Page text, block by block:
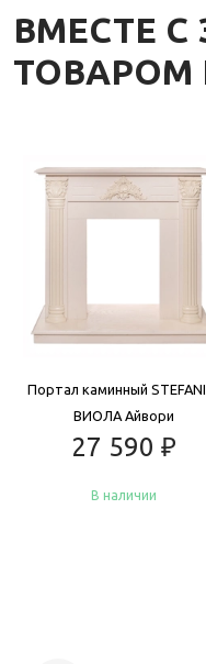
ВМЕСТЕ С
ТОВАРОМ
Портал каминный
ВИОЛА Айвори
27 590 ₽
В наличии